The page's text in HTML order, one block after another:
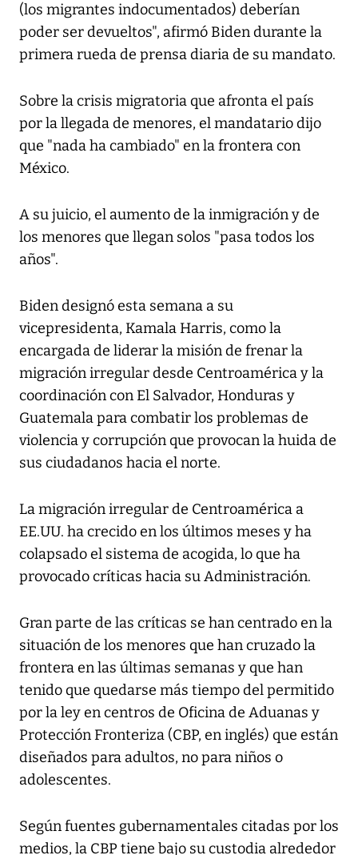
(los migrantes indocumentados) deberían
poder ser devueltos", afirmó Biden durante la
primera rueda de prensa diaria de su mandato.
Sobre la crisis migratoria que afronta el país
por la llegada de menores, el mandatario dijo
que "nada ha cambiado" en la frontera con
México.
A su juicio, el aumento de la inmigración y de
los menores que llegan solos "pasa todos los
años".
Biden designó esta semana a su
vicepresidenta, Kamala Harris, como la
encargada de liderar la misión de frenar la
migración irregular desde Centroamérica y la
coordinación con El Salvador, Honduras y
Guatemala para combatir los problemas de
violencia y corrupción que provocan la huida de
sus ciudadanos hacia el norte.
La migración irregular de Centroamérica a
EE.UU. ha crecido en los últimos meses y ha
colapsado el sistema de acogida, lo que ha
provocado críticas hacia su Administración.
Gran parte de las críticas se han centrado en la
situación de los menores que han cruzado la
frontera en las últimas semanas y que han
tenido que quedarse más tiempo del permitido
por la ley en centros de Oficina de Aduanas y
Protección Fronteriza (CBP, en inglés) que están
diseñados para adultos, no para niños o
adolescentes.
Según fuentes gubernamentales citadas por los
medios, la CBP tiene bajo su custodia alrededor